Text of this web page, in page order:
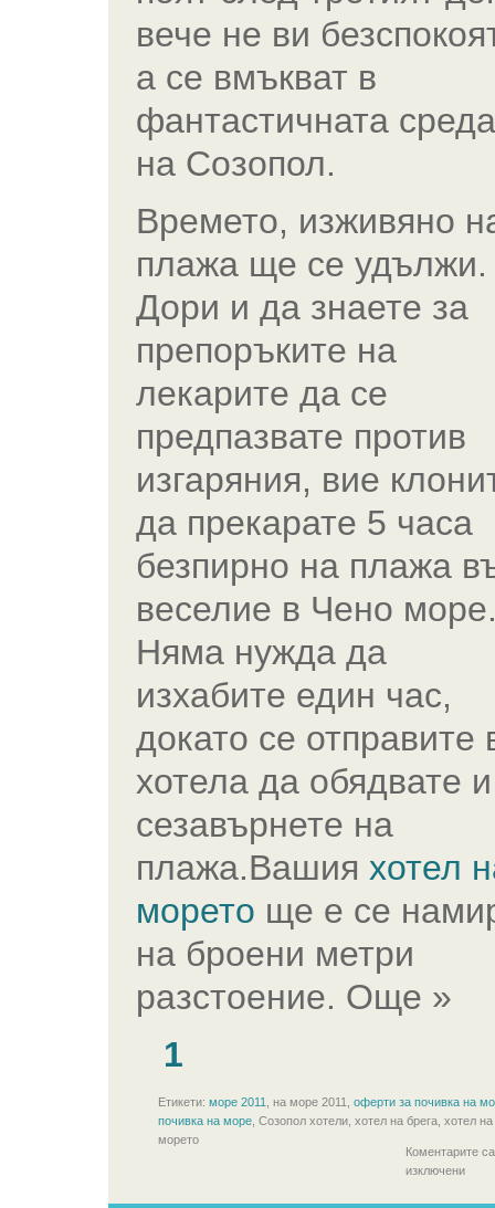
вече не ви
а се вмъкват в
фантастичната среда
на Созопол.
Времето, изживяно
плажа ще се удължи.
Дори и да знаете за
препоръките на
лекарите да се
предпазвате против
изгаряния, вие
да прекарате 5 часа
безпирно на плажа
веселие в Чено
Няма нужда да
изхабите един час,
докато се отправите
хотела да обядвате и
сезавърнете на
плажа.Вашия хотел
морето ще е се
на броени метри
разстоение. Още »
1
Етикети: море 2011 , на море 2011, оферти за почивка на
почивка на море , Созопол хотели, хотел на брега, хотел на
морето
Коментарите са
изключени